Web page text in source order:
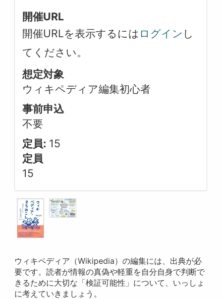
開催URL
開催URLを表示するには ログイン し
てください。
想定対象
ウィキペディア編集初心者
事前申込
不要
定員: 15
定員
15
ウィキペディア（Wikipedia）の編集には、出典が必
要です。読者が情報の真偽や軽重を自分自身で判断で
きるために大切な「検証可能性」について、いっしょ
に考えていきましょう。